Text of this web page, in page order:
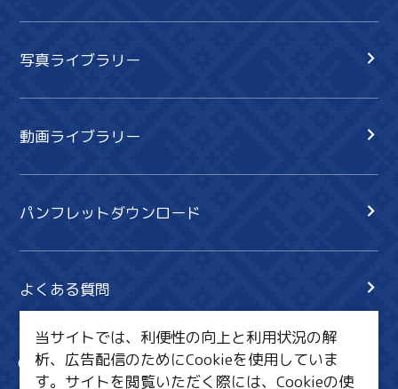
写真ライブラリー
動画ライブラリー
パンフレットダウンロード
よくある質問
サイト内検索
共有
当サイトでは、利便性の向上と利用状況の解
析、広告配信のためにCookieを使用していま
す。サイトを閲覧いただく際には、Cookieの使